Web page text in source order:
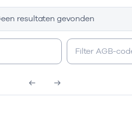
resultaten gevonden